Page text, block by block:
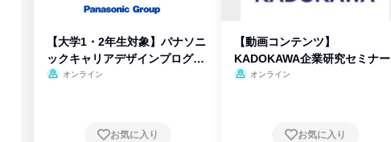
【大学1・2年生対象】パナソニ
ックキャリアデザインプログラ
ム
オンライン
お気に入り
【動画コンテンツ】
KADOKAWA企業研究セミナー
オンライン
お気に入り